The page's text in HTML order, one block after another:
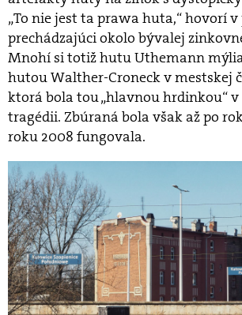
„To nie jest ta prawa huta,“ hovorí
prechádzajúci okolo bývalej
Mnohí si totiž hutu Uthemann
hutou Walther-Croneck v mestskej
ktorá bola tou „hlavnou hrdinkou“
tragédii. Zbúraná bola však až po
roku 2008 fungovala.